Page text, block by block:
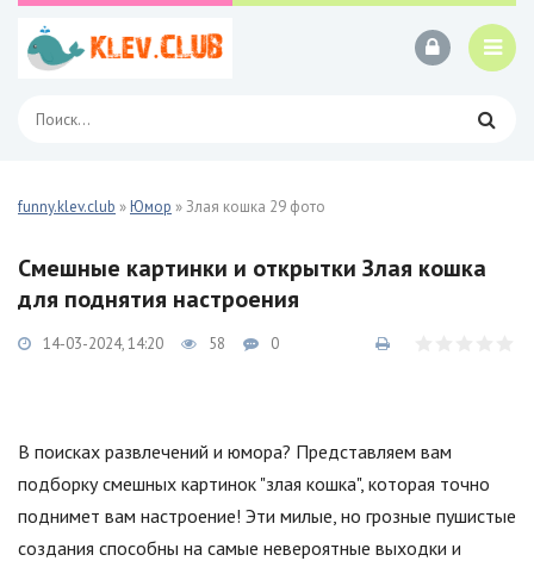
funny.klev.club »Юмор » Злая кошка 29 фото
Смешные картинки и открытки Злая кошка
для поднятия настроения
14-03-2024, 14:20 58 0
В поисках развлечений и юмора? Представляем вам
подборку смешных картинок "злая кошка", которая точно
поднимет вам настроение! Эти милые, но грозные пушистые
создания способны на самые невероятные выходки и